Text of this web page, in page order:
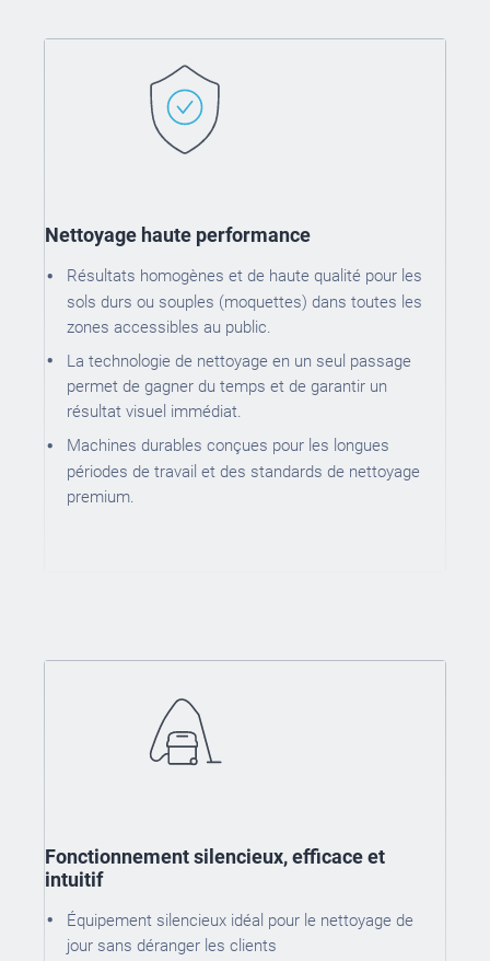
Nettoyage haute performance
Résultats homogènes et de haute qualité pour les
sols durs ou souples (moquettes) dans toutes les
zones accessibles au public.
La technologie de nettoyage en un seul passage
permet de gagner du temps et de garantir un
résultat visuel immédiat.
Machines durables conçues pour les longues
périodes de travail et des standards de nettoyage
premium.
Fonctionnement silencieux, efficace et
intuitif
Équipement silencieux idéal pour le nettoyage de
jour sans déranger les clients